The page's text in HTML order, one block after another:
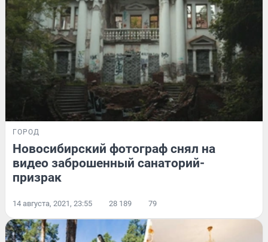
ГОРОД
Новосибирский фотограф снял на
видео заброшенный санаторий-
призрак
14 августа, 2021, 23:55 28 189 79